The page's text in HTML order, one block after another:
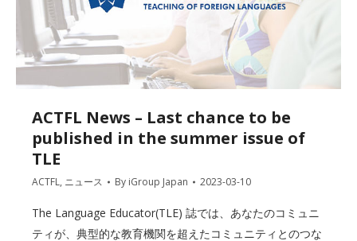
ACTFL News – Last chance to be
published in the summer issue of
TLE
ACTFL, ニュース By iGroup Japan 2023-03-10
The Language Educator(TLE) 誌では、あなたのコミュニ
ティが、典型的な教育機関を超えたコミュニティとのつな